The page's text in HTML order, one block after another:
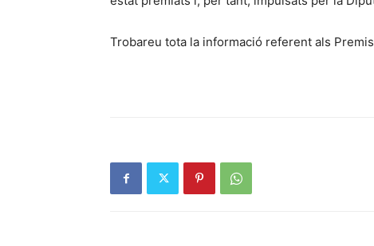
Trobareu tota la informació referent als